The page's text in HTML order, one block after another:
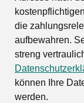
die
aufbewahren.
streng
können Ihre
werden.